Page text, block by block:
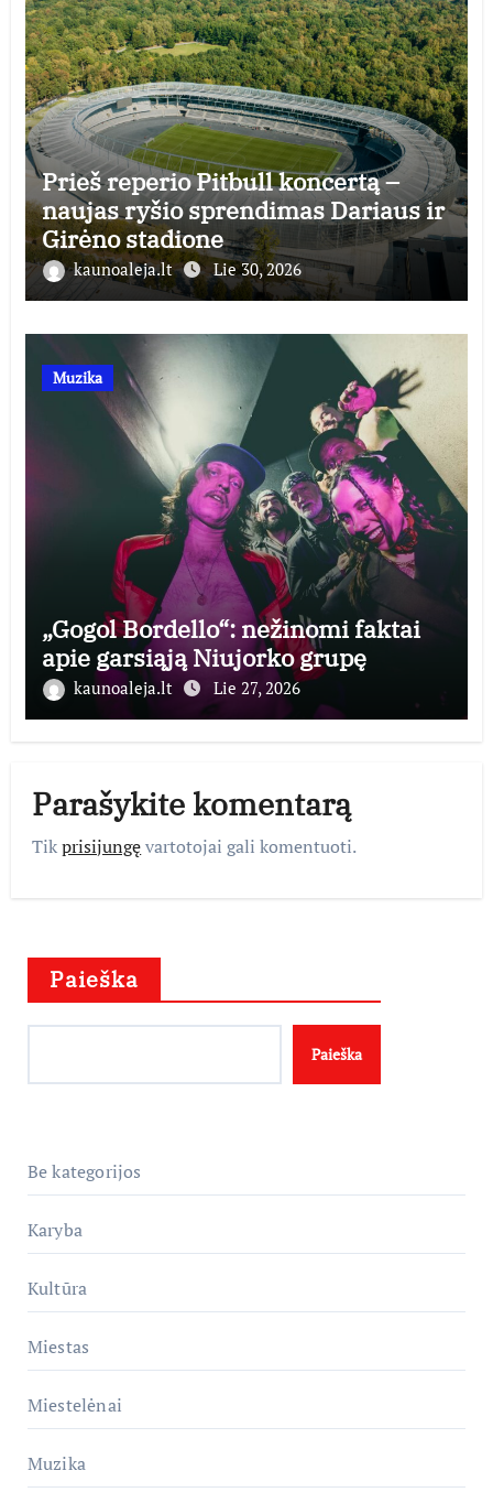
Prieš reperio Pitbull koncertą –
naujas ryšio sprendimas Dariaus ir
Girėno stadione
kaunoaleja.lt Lie 30, 2026
Muzika
„Gogol Bordello“: nežinomi faktai
apie garsiąją Niujorko grupę
kaunoaleja.lt Lie 27, 2026
Parašykite komentarą
Tikprisijungęvartotojai gali komentuoti.
Paieška
Paieška
Be kategorijos
Karyba
Kultūra
Miestas
Miestelėnai
Muzika